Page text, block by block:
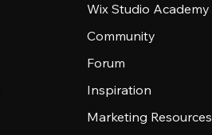
Wix Studio Academy
Community
Forum
Inspiration
Marketing Resources